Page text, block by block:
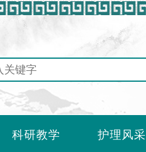
科研教学 护理风采